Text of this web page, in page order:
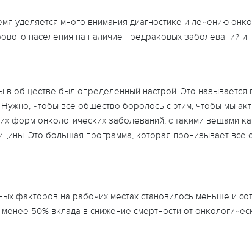
уделяется много внимания диагностике и лечению
населения на наличие предраковых заболеваний и
в обществе был определенный настрой. Это называется
чтобы все общество боролось с этим, чтобы мы
форм онкологических заболеваний, с такими вещами
Это большая программа, которая пронизывает все
факторов на рабочих местах становилось меньше и
50% вклада в снижение смертности от